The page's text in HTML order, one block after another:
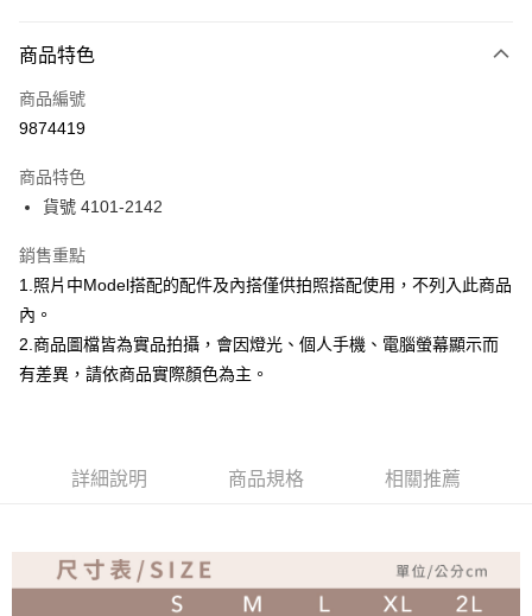
信用卡一次付款
超商取貨付款
ATM付款
運送方式
全家取貨付款
付款後全家取貨
免運費
商品特色
商品編號
9874419
商品特色
貨號 4101-2142
銷售重點
1.照片中Model搭配的配件及內搭僅供拍照搭配使用，不列入此商品
內。
2.商品圖檔皆為實品拍攝，會因燈光、個人手機、電腦螢幕顯示而
有差異，請依商品實際顏色為主。
詳細說明 商品規格 相關推薦